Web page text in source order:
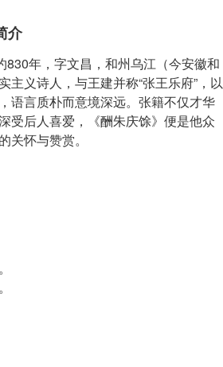
介
年，字文昌，和州乌江（今安徽和
义诗人，与王建并称“张王乐府”，以
语言质朴而意境深远。张籍不仅才华
受后人喜爱，《酬朱庆馀》便是他众
关怀与赞赏。